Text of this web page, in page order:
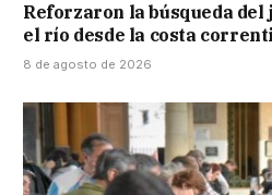
Reforzaron la búsqueda
el río desde la costa
8 de agosto de 2026